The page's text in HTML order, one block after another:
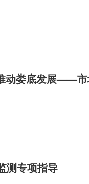
动娄底发展——市
测专项指导